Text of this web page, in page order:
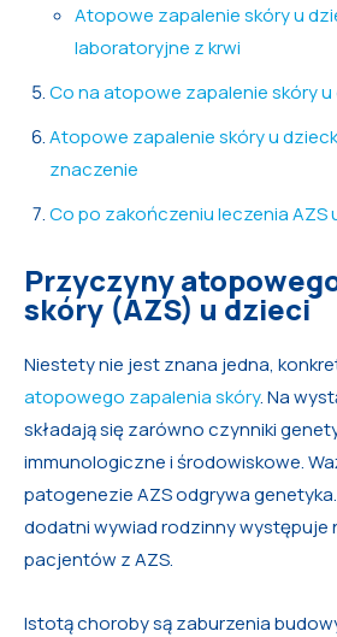
Atopowe zapalenie skóry u
laboratoryjne z krwi
Co na atopowe zapalenie skóry u
Atopowe zapalenie skóry u
znaczenie
Co po zakończeniu leczenia AZS
Przyczyny
skóry (AZS) u dzieci
Niestety nie jest znana jedna,
atopowego zapalenia skóry. Na
składają się zarówno czynniki
immunologiczne i środowiskowe.
patogenezie AZS odgrywa
dodatni wywiad rodzinny występuje
pacjentów z AZS.
Istotą choroby są zaburzenia